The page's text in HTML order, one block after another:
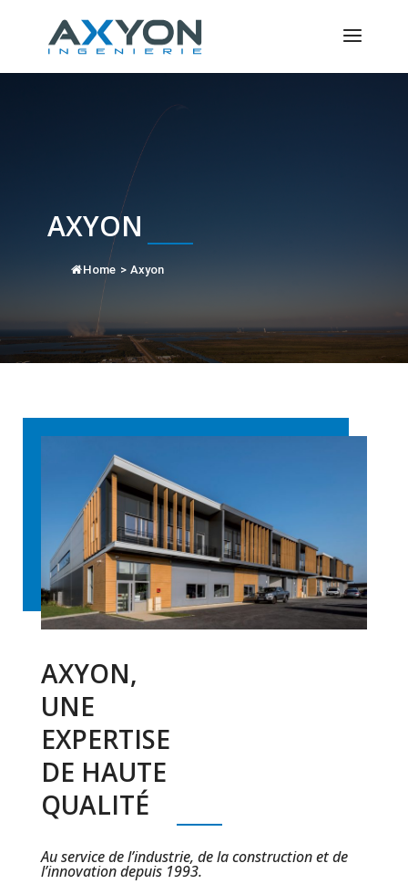
AXYON
Home > Axyon
AXYON,
UNE
EXPERTISE
DE HAUTE
QUALITÉ
Au service de l’industrie, de la construction et de
l’innovation depuis 1993.